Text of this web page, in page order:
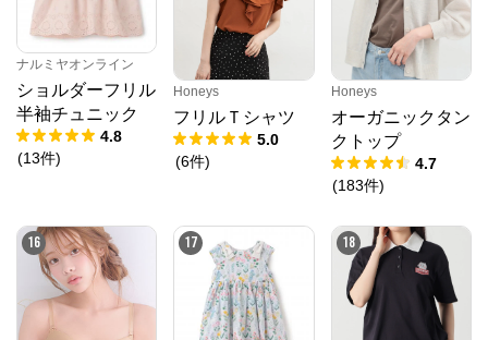
ナルミヤオンライン
ショルダーフリル
半袖チュニック
4.8
(13件)
Honeys
フリルＴシャツ
5.0
(6件)
Honeys
オーガニックタン
クトップ
4.7
(183件)
16 17 18